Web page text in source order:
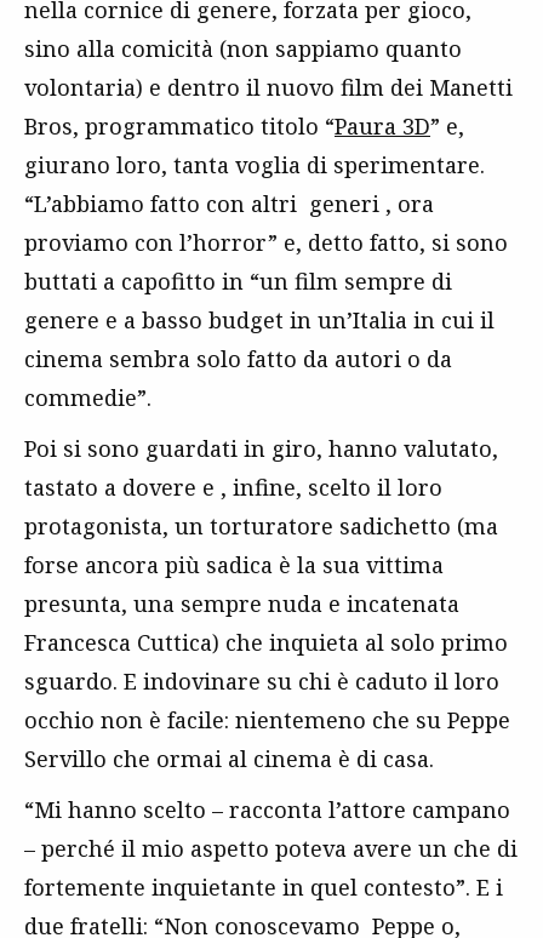
nella cornice di genere, forzata per gioco,
sino alla comicità (non sappiamo quanto
volontaria) e dentro il nuovo film dei Manetti
Bros, programmatico titolo “Paura 3D” e,
giurano loro, tanta voglia di sperimentare.
“L’abbiamo fatto con altri generi , ora
proviamo con l’horror” e, detto fatto, si sono
buttati a capofitto in “un film sempre di
genere e a basso budget in un’Italia in cui il
cinema sembra solo fatto da autori o da
commedie”.
Poi si sono guardati in giro, hanno valutato,
tastato a dovere e , infine, scelto il loro
protagonista, un torturatore sadichetto (ma
forse ancora più sadica è la sua vittima
presunta, una sempre nuda e incatenata
Francesca Cuttica) che inquieta al solo primo
sguardo. E indovinare su chi è caduto il loro
occhio non è facile: nientemeno che su Peppe
Servillo che ormai al cinema è di casa.
“Mi hanno scelto – racconta l’attore campano
– perché il mio aspetto poteva avere un che di
fortemente inquietante in quel contesto”. E i
due fratelli: “Non conoscevamo Peppe o,